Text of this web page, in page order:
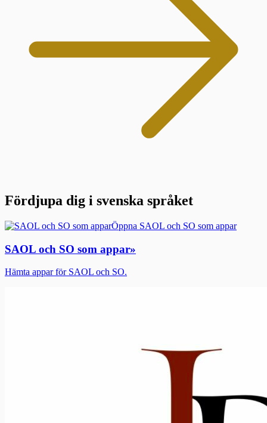
Fördjupa dig i svenska språket
Öppna SAOL och SO som appar
SAOL och SO som appar»
Hämta appar för SAOL och SO.